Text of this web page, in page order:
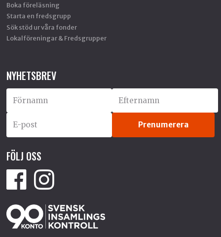
Boka föreläsning
Starta en fredsgrupp
Sök stöd ur våra fonder
Lokalföreningar & Fredsgrupper
NYHETSBREV
FÖLJ OSS